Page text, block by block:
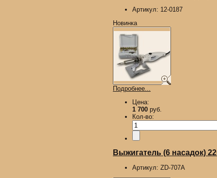
Артикул: 12-0187
Новинка
Подробнее...
Цена:
1 700 руб.
Кол-во:
Выжигатель (6 насадок)
Артикул: ZD-707A